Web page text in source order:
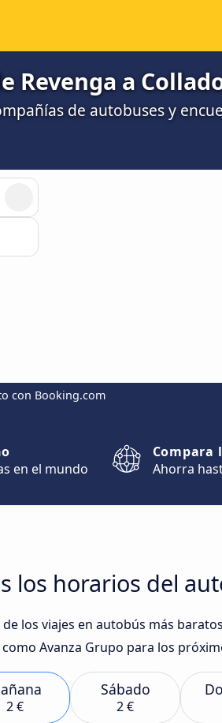
Revenga a
de autobuses y
con Booking.com
en el mundo
Compara
Ahorra
los horarios del
los viajes en autobús más
Avanza Grupo para los
2 €
Sábado
2 €